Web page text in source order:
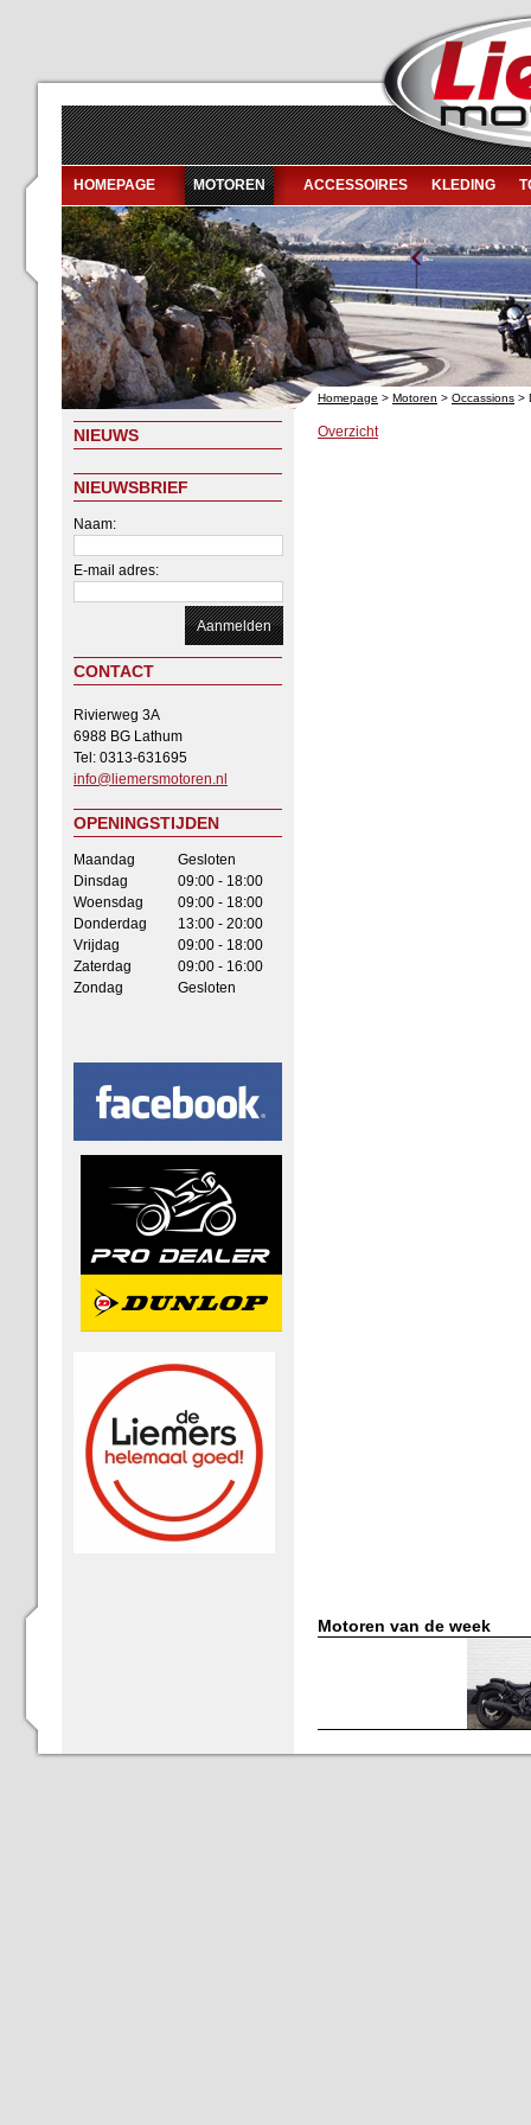
NIEUWS
NIEUWSBRIEF
Naam:
E-mail adres:
CONTACT
Rivierweg 3A
6988 BG Lathum
Tel: 0313-631695
info@liemersmotoren.nl
OPENINGSTIJDEN
Maandag
Gesloten
Dinsdag
09:00 - 18:00
Woensdag
09:00 - 18:00
Donderdag
13:00 - 20:00
Vrijdag
09:00 - 18:00
Zaterdag
09:00 - 16:00
Zondag
Gesloten
Overzicht
Motoren van de week
Homepage > Motoren > Occassions >
HOMEPAGE MOTOREN ACCESSOIRES KLEDING